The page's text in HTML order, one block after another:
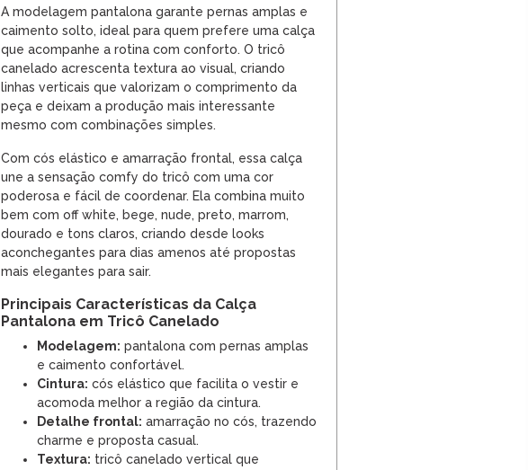
A modelagem pantalona garante pernas amplas e
caimento solto, ideal para quem prefere uma calça
que acompanhe a rotina com conforto. O tricô
canelado acrescenta textura ao visual, criando
linhas verticais que valorizam o comprimento da
peça e deixam a produção mais interessante
mesmo com combinações simples.
Com cós elástico e amarração frontal, essa calça
une a sensação comfy do tricô com uma cor
poderosa e fácil de coordenar. Ela combina muito
bem com off white, bege, nude, preto, marrom,
dourado e tons claros, criando desde looks
aconchegantes para dias amenos até propostas
mais elegantes para sair.
Principais Características da Calça
Pantalona em Tricô Canelado
Modelagem: pantalona com pernas amplas
e caimento confortável.
Cintura: cós elástico que facilita o vestir e
acomoda melhor a região da cintura.
Detalhe frontal: amarração no cós, trazendo
charme e proposta casual.
Textura: tricô canelado vertical que